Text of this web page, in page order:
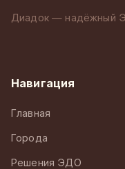
Диадок — надёжный
Навигация
Главная
Города
Решения ЭДО